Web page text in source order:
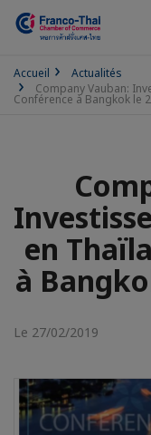
Accueil
Actualités
Company Vauban:
Conférence à Bangkok le
en
à
Le 27/02/2019